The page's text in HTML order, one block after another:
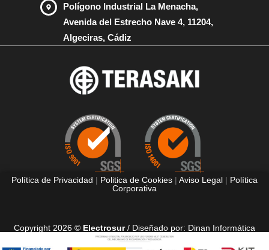
Polígono Industrial La Menacha,
Avenida del Estrecho Nave 4, 11204,
Algeciras, Cádiz
Política de Privacidad | Politica de Cookies | Aviso Legal | Política
Corporativa
Copyright 2026 © Electrosur/ Diseñado por: Dinan Informática